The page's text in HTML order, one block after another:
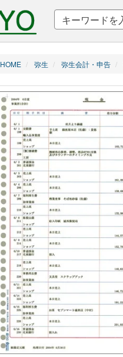
商
キ
ワ
ド
で
索
HOME 弥生 弥生会計・申告